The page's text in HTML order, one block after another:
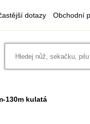
dotazy Obchodní
130m kulatá